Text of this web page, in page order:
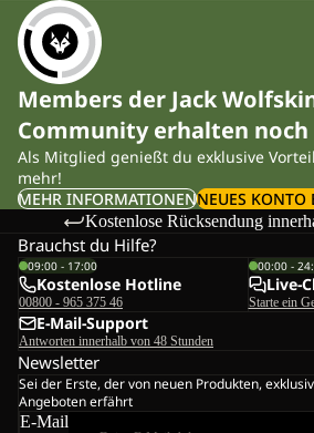
Members der Jack
Community erhalten
Als Mitglied genießt du exklusive
mehr!
MEHR INFORMATIONENNEUES KONTO
Kostenlose Rücksendung
Brauchst du Hilfe?
09:00 - 17:00
Kostenlose Hotline
00800 - 965 375 46
00:00 -
Live-
Starte ein
E-Mail-Support
Antworten innerhalb von 48 Stunden
Newsletter
Sei der Erste, der von neuen Produkten,
Angeboten erfährt
E-Mail